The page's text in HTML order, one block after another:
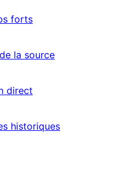
forts
la source
direct
historiques